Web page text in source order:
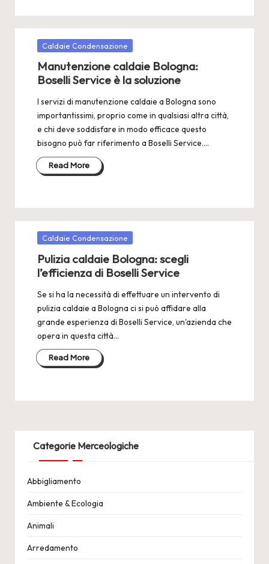
Posted
Caldaie Condensazione
Manutenzione caldaie Bologna:
Boselli Service è la soluzione
I servizi di manutenzione caldaie a Bologna sono
importantissimi, proprio come in qualsiasi altra città,
e chi deve soddisfare in modo efficace questo
bisogno può far riferimento a Boselli Service.…
Read More
Posted
Caldaie Condensazione
Pulizia caldaie Bologna: scegli
l’efficienza di Boselli Service
Se si ha la necessità di effettuare un intervento di
pulizia caldaie a Bologna ci si può affidare alla
grande esperienza di Boselli Service, un'azienda che
opera in questa città…
Read More
Categorie Merceologiche
Abbigliamento
Ambiente & Ecologia
Animali
Arredamento